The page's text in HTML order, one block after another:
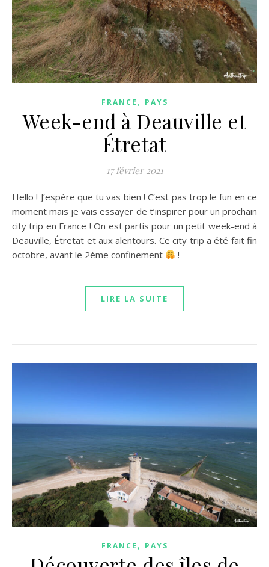
FRANCE , PAYS
Week-end à Deauville et
Étretat
17 février 2021
Hello ! J’espère que tu vas bien ! C’est pas trop le fun en ce
moment mais je vais essayer de t’inspirer pour un prochain
city trip en France ! On est partis pour un petit week-end à
Deauville, Étretat et aux alentours. Ce city trip a été fait fin
octobre, avant le 2ème confinement
!
LIRE LA SUITE
FRANCE , PAYS